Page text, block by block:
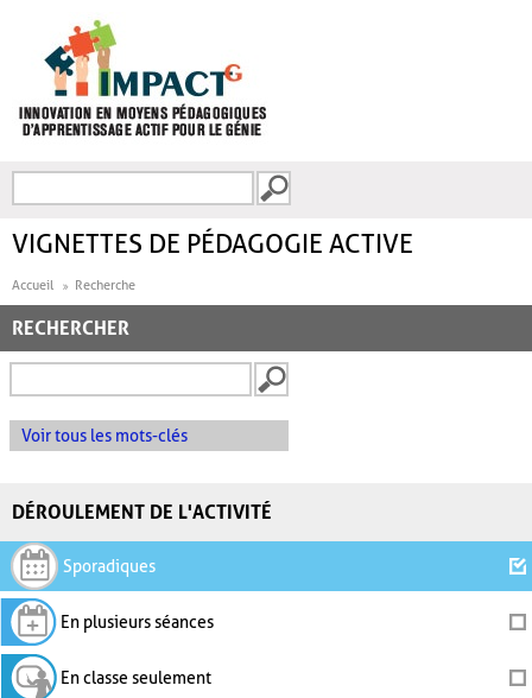
FORMULAIRE DE
VIGNETTES DE PÉDAGOGIE ACTIVE
Accueil Recherche
RECHERCHER
Voir tous les mots-clés
DÉROULEMENT DE L'ACTIVITÉ
Sporadiques
En plusieurs séances
En classe seulement